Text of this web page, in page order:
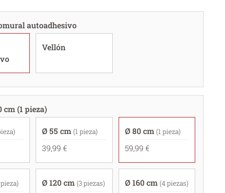
autoadhesivo
Vellón
cm (1 pieza)
Ø 55 cm (1 pieza)
39,99 €
Ø 80 cm (1 pieza)
59,99 €
pieza) Ø 120 cm (3 piezas) Ø 160 cm (4 piezas)